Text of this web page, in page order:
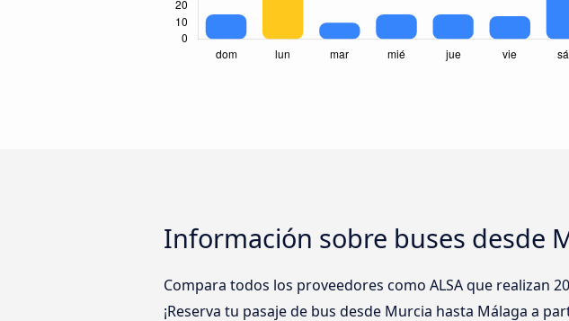
Información sobre buses desde
Compara todos los proveedores como ALSA que realizan
¡Reserva tu pasaje de bus desde Murcia hasta Málaga a